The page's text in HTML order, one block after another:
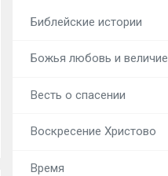
Библейские истории
Божья любовь и величие
Весть о спасении
Воскресение Христово
Время